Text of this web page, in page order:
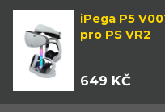
iPega P5
pro PS VR2
649 KČ